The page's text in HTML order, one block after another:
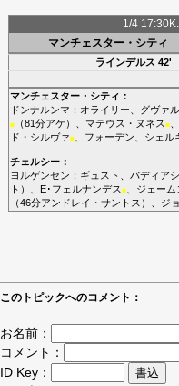
1/4
マンチェスター・シティ
ラインデルス 42'
マンチェスター・シティ ：
ドンナルンマ ； オライリー グヴァ
■（81分アケ ）、 マテウス・ヌネス ■、
ド・シルヴァ■、 フォーデン シェル
チェルシー：
ヨルゲンセン ； ギュスト バディア
ト ）、 E･フェルナンデス ■、 ジェーム
（46分アンドレイ・サントス ）、 ジ
このトピックへのコメント：
お名前：
コメント：
ID Key：